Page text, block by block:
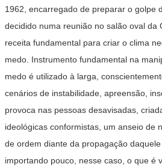
1962, encarregado de preparar o golpe
decidido numa reunião no salão oval da
receita fundamental para criar o clima
medo. Instrumento fundamental na
medo é utilizado à larga,
cenários de instabilidade, apreensão,
provoca nas pessoas desavisadas,
ideológicas conformistas, um anseio de
de ordem diante da propagação
importando pouco, nesse caso, o que é